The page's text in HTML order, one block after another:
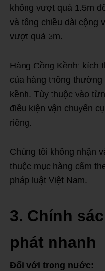
không vượt quá 1.5m
và tổng chiều dài cộng
vượt quá 3m.
Hàng Cồng Kềnh:
của hàng thông
kềnh. Tùy thuộc vào
điều kiện vận chuyển
riêng.
Chúng tôi không nhận
thuộc mục hàng cấm
pháp luật Việt Nam.
3. Chính
phát nhanh
Đối với trong nước: